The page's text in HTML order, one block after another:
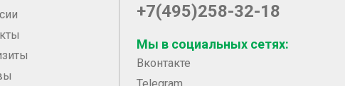
+7(495)258-32-18
Мы в социальных сетях:
Вконтакте